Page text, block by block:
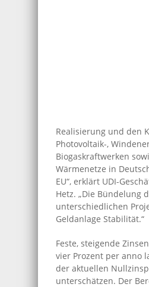
Realisierung und den
Photovoltaik-,
Biogaskraftwerken
Wärmenetze in
EU“, erklärt UDI-
Hetz. „Die Bündelung
unterschiedlichen
Geldanlage Stabilität.“
Feste, steigende
vier Prozent per anno
der aktuellen
unterschätzen. Der